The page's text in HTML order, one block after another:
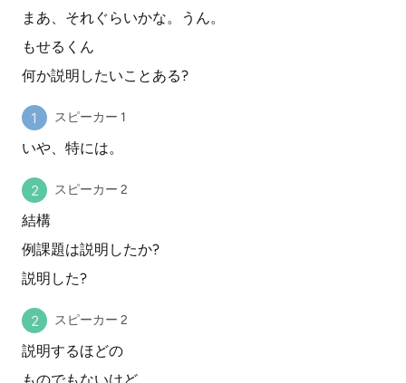
まあ、それぐらいかな。うん。
もせるくん
何か説明したいことある?
スピーカー 1
いや、特には。
スピーカー 2
結構
例課題は説明したか?
説明した?
スピーカー 2
説明するほどの